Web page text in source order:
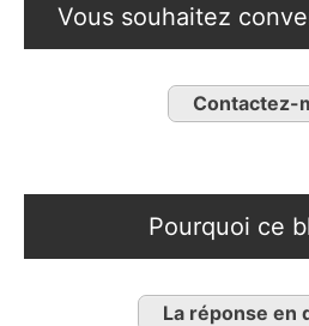
Vous souhaitez
Contactez-
Pourquoi ce
La réponse en